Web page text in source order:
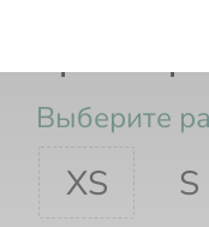
Брюки
Выберите
XS S